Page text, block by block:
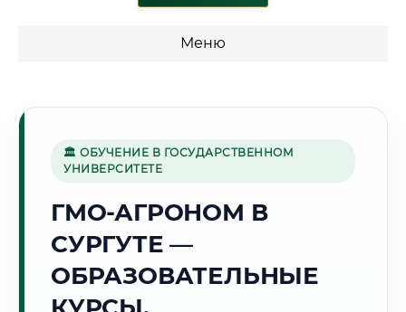
Меню
🛢️
11:28:40
🏛 ОБУЧЕНИЕ В ГОСУДАРСТВЕННОМ
УНИВЕРСИТЕТЕ
ГМО-АГРОНОМ В
СУРГУТЕ —
ОБРАЗОВАТЕЛЬНЫЕ